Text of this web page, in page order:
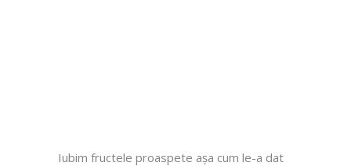
Iubim fructele proaspete așa cum le-a dat